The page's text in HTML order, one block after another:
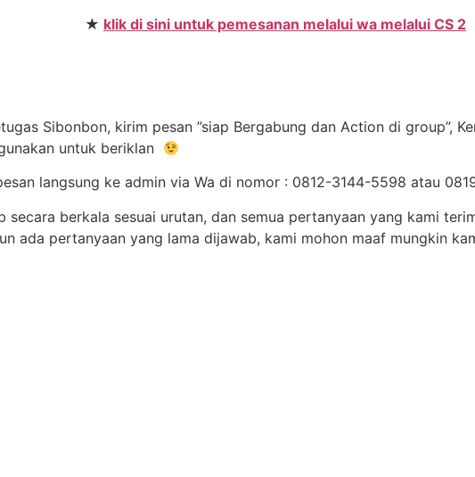
★ klik di sini untuk pemesanan melalui wa melalui CS 2
Sibonbon, kirim pesan ”siap Bergabung dan Action di group”,
untuk beriklan
langsung ke admin via Wa di nomor : 0812-3144-5598 atau
secara berkala sesuai urutan, dan semua pertanyaan yang kami
ada pertanyaan yang lama dijawab, kami mohon maaf mungkin